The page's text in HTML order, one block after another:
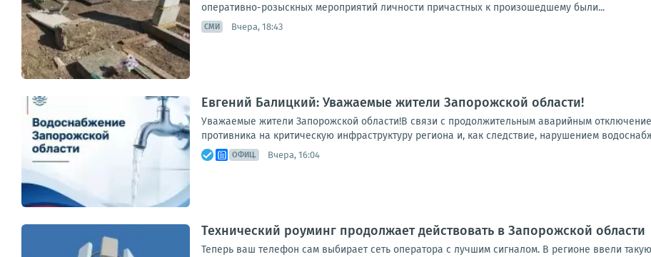
оперативно-розыскных мероприятий личности причастных к произошедшему были...
СМИ Вчера, 18:43
Евгений Балицкий: Уважаемые жители Запорожской области!
Уважаемые жители Запорожской области!В связи с продолжительным аварийным
противника на критическую инфраструктуру региона и, как следствие, нарушением
ОФИЦ. Вчера, 16:04
Технический роуминг продолжает действовать в Запорожской области
Теперь ваш телефон сам выбирает сеть оператора с лучшим сигналом. В регионе ввели